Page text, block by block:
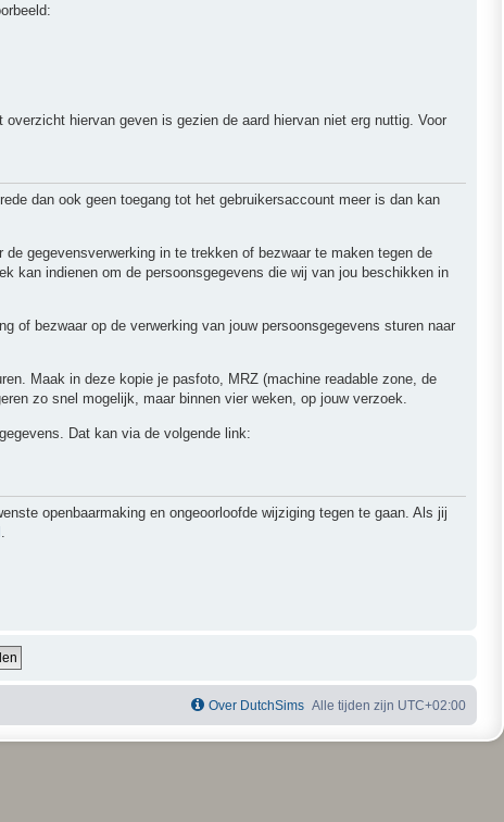
hiervan geven is gezien de aard hiervan niet erg nuttig. Voor
dan ook geen toegang tot het gebruikersaccount meer is dan kan
gegevensverwerking in te trekken of bezwaar te maken tegen de
kan indienen om de persoonsgegevens die wij van jou beschikken in
of bezwaar op de verwerking van jouw persoonsgegevens sturen naar
Maak in deze kopie je pasfoto, MRZ (machine readable zone, de
zo snel mogelijk, maar binnen vier weken, op jouw verzoek.
Dat kan via de volgende link:
openbaarmaking en ongeoorloofde wijziging tegen te gaan. Als jij
Alle tijden zijn UTC+02:00
Over DutchSims